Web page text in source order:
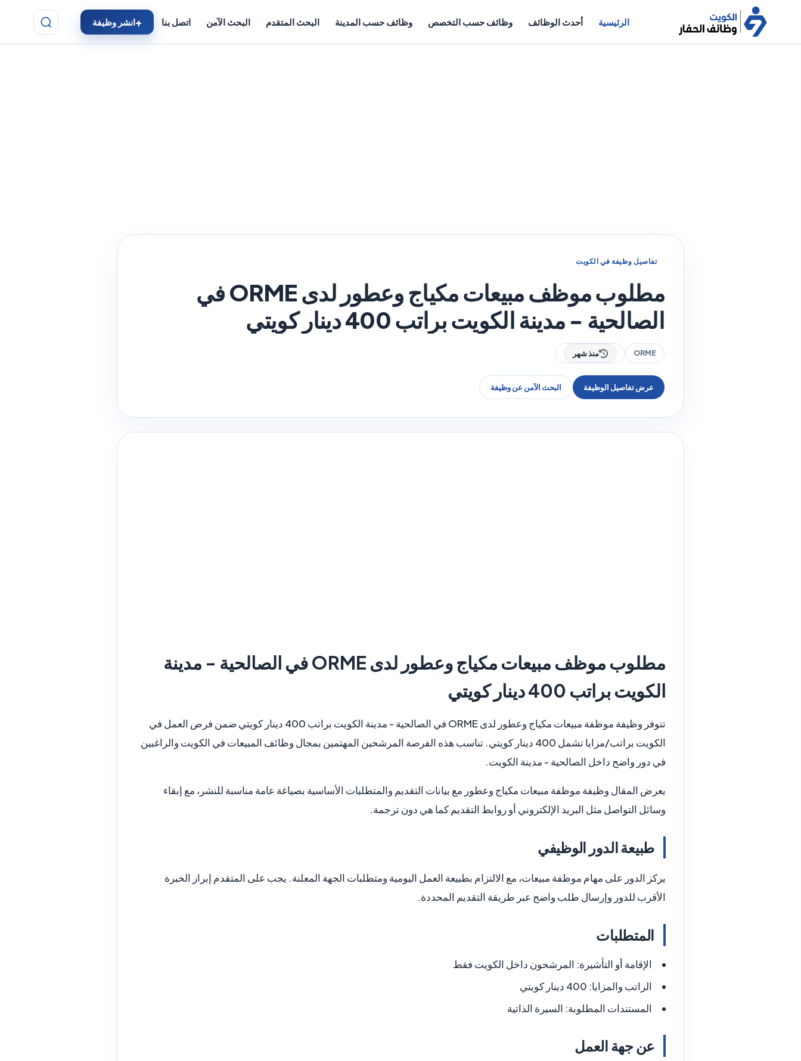
الرئيسية أحدث الوظائف وظائف حسب التخصص وظائف حسب المدينة البحث المتقدم البحث الآمن اتصل بنا انشر وظيفة
تفاصيل وظيفة في الكويت
مطلوب موظف مبيعات مكياج وعطور لدى ORME في
الصالحية - مدينة الكويت براتب 400 دينار كويتي
ORME منذ شهر
عرض تفاصيل الوظيفة البحث الآمن عن وظيفة
مطلوب موظف مبيعات مكياج وعطور لدى ORMEفي الصالحية - مدينة
الكويت براتب 400 دينار كويتي
تتوفر وظيفة موظفة مبيعات مكياج وعطور لدى ORME في الصالحية - مدينة الكويت براتب 400 دينار كويتي ضمن فرص العمل في
الكويت براتب/مزايا تشمل 400 دينار كويتي. تناسب هذه الفرصة المرشحين المهتمين بمجال وظائف المبيعات في الكويت والراغبين
في دور واضح داخل الصالحية - مدينة الكويت.
يعرض المقال وظيفة موظفة مبيعات مكياج وعطور مع بيانات التقديم والمتطلبات الأساسية بصياغة عامة مناسبة للنشر، مع إبقاء
وسائل التواصل مثل البريد الإلكتروني أو روابط التقديم كما هي دون ترجمة.
طبيعة الدور الوظيفي
يركز الدور على مهام موظفة مبيعات، مع الالتزام بطبيعة العمل اليومية ومتطلبات الجهة المعلنة. يجب على المتقدم إبراز الخبرة
الأقرب للدور وإرسال طلب واضح عبر طريقة التقديم المحددة.
المتطلبات
الإقامة أو التأشيرة: المرشحون داخل الكويت فقط
الراتب والمزايا:
المستندات المطلوبة: السيرة الذاتية
عن جهة العمل